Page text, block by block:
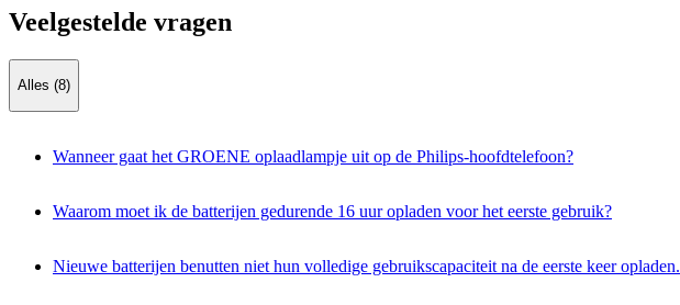
Veelgestelde vragen
Alles (8)
Wanneer gaat het GROENE oplaadlampje uit op de Philips-hoofdtelefoon?
Waarom moet ik de batterijen gedurende 16 uur opladen voor het eerste gebruik?
Nieuwe batterijen benutten niet hun volledige gebruikscapaciteit na de eerste keer opladen.